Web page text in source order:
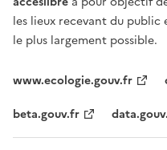
les lieux recevant du
le plus largement possible.
www.ecologie.gouv.fr
beta.gouv.fr